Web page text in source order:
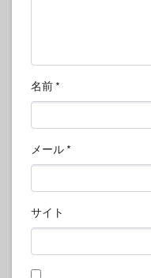
名前 *
メール *
サイト